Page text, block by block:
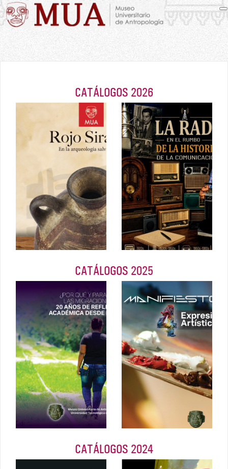
CATÁLOGOS 2026
Rojo Sirama,
en la
arqueología
salvadoreña
2026
La radio en el
rumbo de la
historia de la
comunicación
Junio 2026
CATÁLOGOS 2025
¿Por qué y
para qué las
migraciones?
Septiembre
2025
MANIFIESTO
ARTE: 4
expresiones
artísticas
2025
CATÁLOGOS 2024